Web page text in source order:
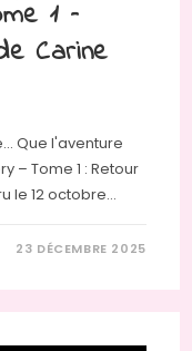
1 –
Carine
Que l'aventure
– Tome 1 : Retour
le 12 octobre…
23 DÉCEMBRE 2025